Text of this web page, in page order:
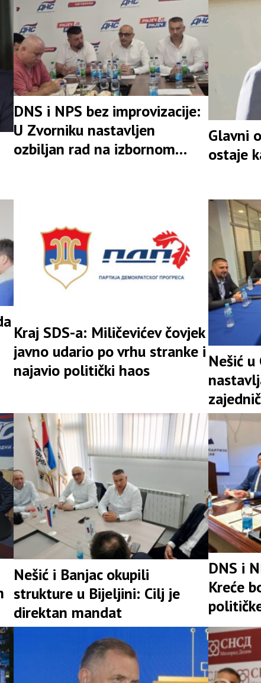
DNS i NPS bez improvizacije:
U Zvorniku nastavljen
ozbiljan rad na izbornom
Glavni
ostaje
Kraj SDS-a: Miličevićev čovjek
javno udario po vrhu stranke i
najavio politički haos
Nešić u
snažna
Nešić i Banjac okupili
strukture u Bijeljini: Cilj je
direktan mandat
DNS i
Kreće